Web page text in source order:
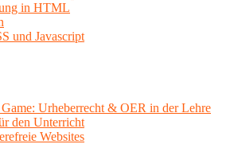
in HTML
und Javascript
Urheberrecht & OER in der Lehre
den Unterricht
Websites